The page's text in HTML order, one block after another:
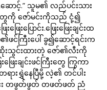
ောင့်.” သူမ၏ လည်ပင်းသား
တွေကို ဇော်မင်းကိုသည် ငုံ့၍
ေးပြောင်း.ဖြေးဖြေးချင်းထ
ဖင်ကြီးပေါ် ခွ၍ဆောင့်ရင်းက
သွင်းထားတဲ့ ဇော်၏လီးကို
ြေးချင်းဖင်ကြီးတွေ ကြွကာ
းရွှဲနေပြီမို့ လဲ့၏ တင်ပါး
း တဖွတ်ဖွတ် တဖတ်ဖတ် ညံ